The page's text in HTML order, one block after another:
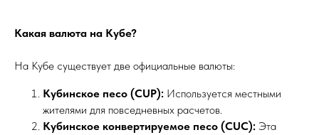
Какая валюта на Кубе?
На Кубе существует две официальные валюты:
Кубинское песо (CUP): Используется местными
жителями для повседневных расчетов.
Кубинское конвертируемое песо (CUC): Эта